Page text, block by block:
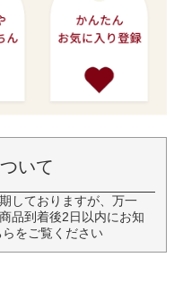
いて
しておりますが、万一
品到着後2日以内にお知
をご覧ください